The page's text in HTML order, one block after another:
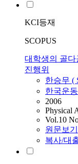
KCI등재
SCOPUS
대학생의 골
진행위
한승무 (
한국운
2006
Physical
Vol.10
원문보기
복사/대